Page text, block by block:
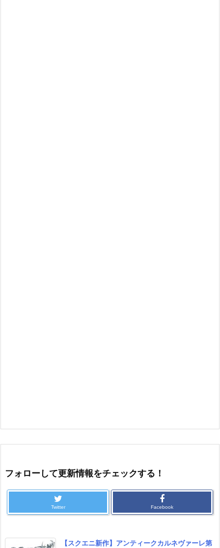
フォローして更新情報をチェックする！
Twitter Facebook
【スクエニ新作】アンティークカルネヴァーレ第